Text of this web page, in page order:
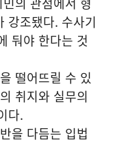
강조됐다. 수사기
둬야 한다는 것
떨어뜨릴 수 있
취지와 실무의
다.
을 다듬는 입법